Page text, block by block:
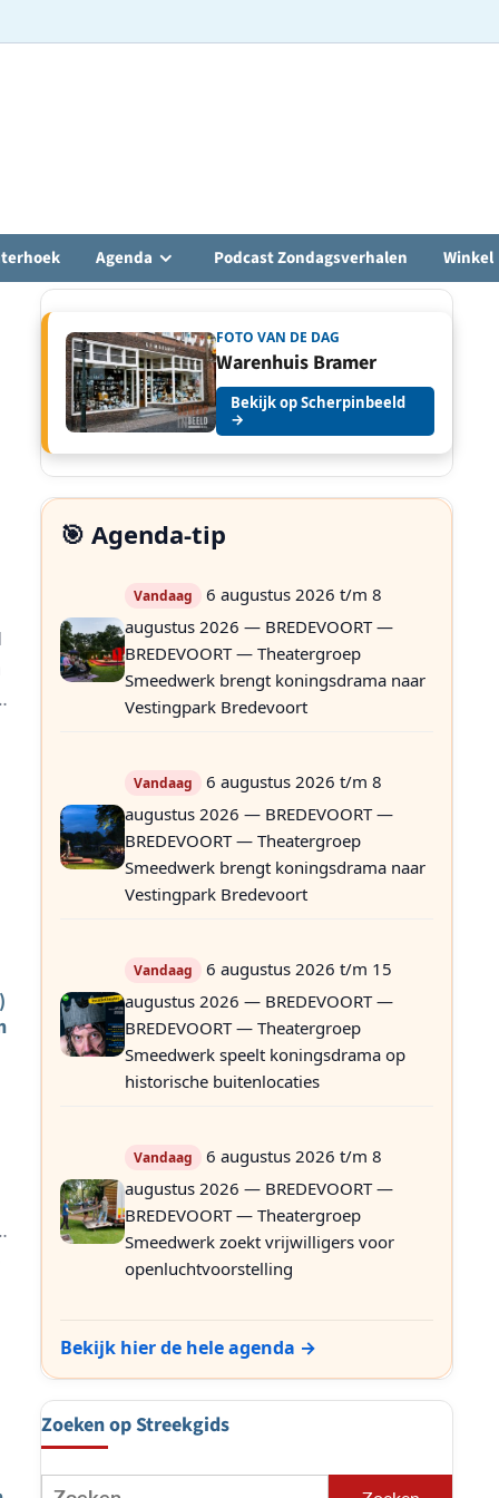
Agenda Podcast Zondagsverhalen Winkel
FOTO VAN DE DAG
Warenhuis Bramer
Bekijk op Scherpinbeeld
→
🎯 Agenda-tip
Vandaag
6 augustus 2026 t/m 8
augustus 2026 — BREDEVOORT —
BREDEVOORT — Theatergroep
Smeedwerk brengt koningsdrama naar
Vestingpark Bredevoort
Vandaag
6 augustus 2026 t/m 8
augustus 2026 — BREDEVOORT —
BREDEVOORT — Theatergroep
Smeedwerk brengt koningsdrama naar
Vestingpark Bredevoort
Vandaag
6 augustus 2026 t/m 15
augustus 2026 — BREDEVOORT —
BREDEVOORT — Theatergroep
Smeedwerk speelt koningsdrama op
historische buitenlocaties
Vandaag
6 augustus 2026 t/m 8
augustus 2026 — BREDEVOORT —
BREDEVOORT — Theatergroep
Smeedwerk zoekt vrijwilligers voor
openluchtvoorstelling
Bekijk hier de hele agenda →
Zoeken op Streekgids
Zoeken